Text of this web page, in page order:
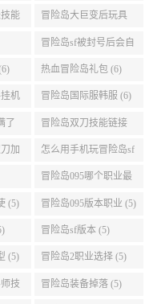
道 (6)
能 冒险岛大巨变后玩具
城组队任务 (6)
冒险岛sf被封号后会自
动关闭电脑 (6)
热血冒险岛礼包 (6)
机 冒险岛国际服韩服 (6)
了 冒险岛双刀技能链接
(5)
加 怎么用手机玩冒险岛sf
(5)
冒险岛095哪个职业最
好 (5)
(5) 冒险岛095版本职业 (5)
冒险岛sf版本 (5)
(5) 冒险岛2职业选择 (5)
技 冒险岛装备掉落 (5)